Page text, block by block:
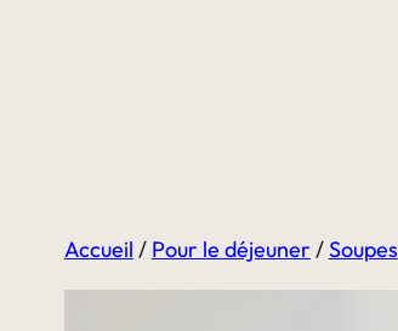
Accueil / Pour le déjeuner /Soupes